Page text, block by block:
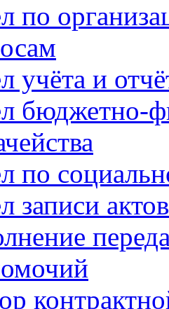
по
учёта и
бюджетно-
по
записи